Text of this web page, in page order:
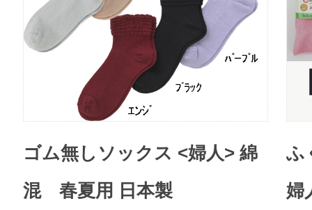
ゴム無しソックス <婦人> 綿
混 春夏用 日本製
ふ
婦